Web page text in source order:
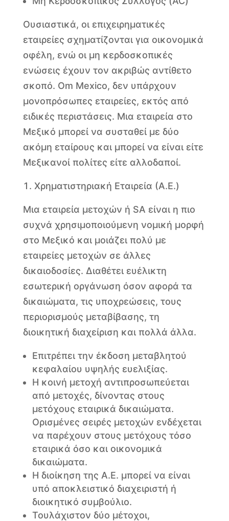
Ουσιαστικά, οι επιχειρηματικές
εταιρείες σχηματίζονται για οικονομικά
οφέλη, ενώ οι μη κερδοσκοπικές
ενώσεις έχουν τον ακριβώς αντίθετο
σκοπό. Om Mexico, δεν υπάρχουν
μονοπρόσωπες εταιρείες, εκτός από
ειδικές περιστάσεις. Μια εταιρεία στο
Μεξικό μπορεί να συσταθεί με δύο
ακόμη εταίρους και μπορεί να είναι είτε
Μεξικανοί πολίτες είτε αλλοδαποί.
Χρηματιστηριακή Εταιρεία (Α.Ε.)
Μια εταιρεία μετοχών ή SA είναι η πιο
συχνά χρησιμοποιούμενη νομική μορφή
στο Μεξικό και μοιάζει πολύ με
εταιρείες μετοχών σε άλλες
δικαιοδοσίες. Διαθέτει ευέλικτη
εσωτερική οργάνωση όσον αφορά τα
δικαιώματα, τις υποχρεώσεις, τους
περιορισμούς μεταβίβασης, τη
διοικητική διαχείριση και πολλά άλλα.
Επιτρέπει την έκδοση μεταβλητού
κεφαλαίου υψηλής ευελιξίας.
Η κοινή μετοχή αντιπροσωπεύεται
από μετοχές, δίνοντας στους
μετόχους εταιρικά δικαιώματα.
Ορισμένες σειρές μετοχών ενδέχεται
να παρέχουν στους μετόχους τόσο
εταιρικά όσο και οικονομικά
δικαιώματα.
Η διοίκηση της Α.Ε. μπορεί να είναι
υπό αποκλειστικό διαχειριστή ή
διοικητικό συμβούλιο.
Τουλάχιστον δύο μέτοχοι,